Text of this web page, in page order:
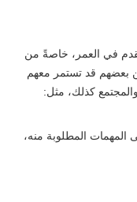
في العمر، خاصةً من
بعضهم قد تستمر معهم
كذلك، مثل:
المهمات المطلوبة منه،